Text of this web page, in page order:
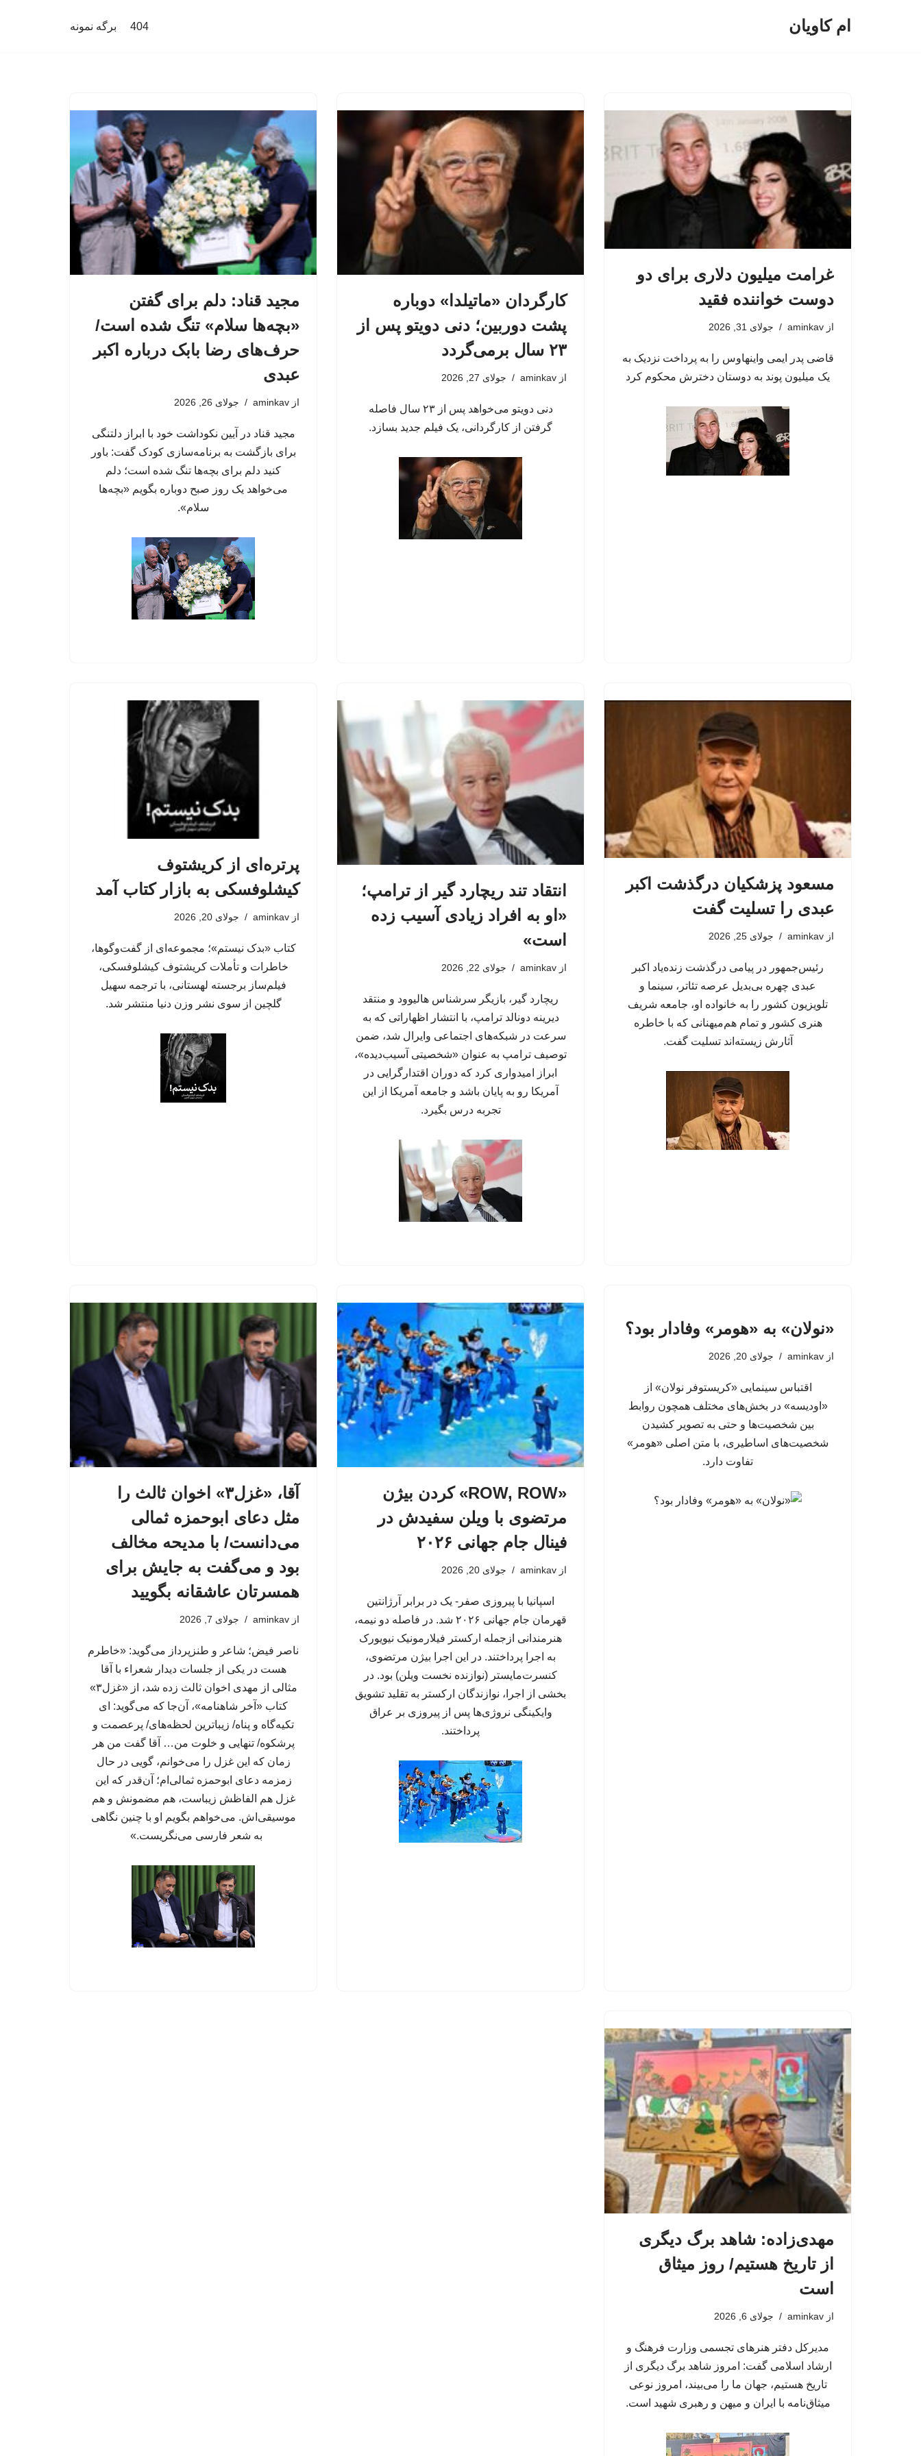
ام کاویان 404 برگه نمونه
غرامت میلیون دلاری برای دو
دوست خواننده فقید
از aminkav جولای 31, 2026
قاضی پدر ایمی واینهاوس را به پرداخت نزدیک به
یک میلیون پوند به دوستان دخترش محکوم کرد
کارگردان «ماتیلدا» دوباره
پشت دوربین؛ دنی دویتو پس از
۲۳ سال برمی‌گردد
از aminkav جولای 27, 2026
دنی دویتو می‌خواهد پس از ۲۳ سال فاصله
گرفتن از کارگردانی، یک فیلم جدید بسازد.
مجید قناد: دلم برای گفتن
«بچه‌ها سلام» تنگ شده است/
حرف‌های رضا بابک درباره اکبر
عبدی
از aminkav جولای 26, 2026
مجید قناد در آیین نکوداشت خود با ابراز دلتنگی
برای بازگشت به برنامه‌سازی کودک گفت: باور
کنید دلم برای بچه‌ها تنگ شده است؛ دلم
می‌خواهد یک روز صبح دوباره بگویم «بچه‌ها
سلام».
مسعود پزشکیان درگذشت اکبر
عبدی را تسلیت گفت
از aminkav جولای 25, 2026
رئیس‌جمهور در پیامی درگذشت زنده‌یاد اکبر
عبدی چهره بی‌بدیل عرصه تئاتر، سینما و
تلویزیون کشور را به خانواده او، جامعه شریف
هنری کشور و تمام هم‌میهنانی که با خاطره
آثارش زیسته‌اند تسلیت گفت.
انتقاد تند ریچارد گیر از ترامپ؛
«او به افراد زیادی آسیب زده
است»
از aminkav جولای 22, 2026
ریچارد گیر، بازیگر سرشناس هالیوود و منتقد
دیرینه دونالد ترامپ، با انتشار اظهاراتی که به
سرعت در شبکه‌های اجتماعی وایرال شد، ضمن
توصیف ترامپ به عنوان «شخصیتی آسیب‌دیده»،
ابراز امیدواری کرد که دوران اقتدارگرایی در
آمریکا رو به پایان باشد و جامعه آمریکا از این
تجربه درس بگیرد.
پرتره‌ای از کریشتوف
کیشلوفسکی به بازار کتاب آمد
از aminkav جولای 20, 2026
کتاب «بدک نیستم»؛ مجموعه‌ای از گفت‌وگوها،
خاطرات و تأملات کریشتوف کیشلوفسکی،
فیلم‌ساز برجسته لهستانی، با ترجمه سهیل
گلچین از سوی نشر وزن دنیا منتشر شد.
«نولان» به «هومر» وفادار بود؟
از aminkav جولای 20, 2026
اقتباس سینمایی «کریستوفر نولان» از
«اودیسه» در بخش‌های مختلف همچون روابط
بین شخصیت‌ها و حتی به تصویر کشیدن
شخصیت‌های اساطیری، با متن اصلی «هومر»‌
تفاوت دارد.
«ROW, ROW» کردن بیژن
مرتضوی با ویلن سفیدش در
فینال جام جهانی ۲۰۲۶
از aminkav جولای 20, 2026
اسپانیا با پیروزی صفر- یک در برابر آرژانتین
قهرمان جام جهانی ۲۰۲۶ شد. در فاصله دو نیمه،
هنرمندانی ازجمله ارکستر فیلارمونیک نیویورک
به اجرا پرداختند. در این اجرا بیژن مرتضوی،
کنسرت‌مایستر (نوازنده نخست ویلن) بود. در
بخشی از اجرا، نوازندگان ارکستر به تقلید تشویق
وایکینگی نروژی‌ها پس از پیروزی بر عراق
پرداختند.
آقا، «غزل۳» اخوان ‌ثالث را
مثل دعای ابوحمزه ثمالی
می‌دانست/ با مدیحه مخالف
بود و می‌گفت به جایش برای
همسرتان عاشقانه بگویید
از aminkav جولای 7, 2026
ناصر فیض؛ شاعر و طنزپرداز می‌گوید: «خاطرم
هست در یکی از جلسات دیدار شعراء با آقا
مثالی از مهدی اخوان ثالث زده شد، از «غزل۳»
کتاب «آخر شاهنامه»، آن‌جا که می‌گوید: ای
تکیه‌گاه و پناه/ زیباترین لحظه‌های/ پرعصمت و
پرشکوه/ تنهایی و خلوت من… آقا گفت من هر
زمان که این غزل را می‌خوانم، گویی در حال
زمزمه دعای ابوحمزه ثمالی‌ام؛ آن‌قدر که این
غزل هم الفاظش زیباست، هم مضمونش و هم
موسیقی‌اش. می‌خواهم بگویم او با چنین نگاهی
به شعر فارسی می‌نگریست.»
مهدی‌زاده: شاهد برگ دیگری
از تاریخ هستیم/ روز میثاق
است
از aminkav جولای 6, 2026
مدیرکل دفتر هنرهای تجسمی وزارت فرهنگ و
ارشاد اسلامی گفت: امروز شاهد برگ دیگری از
تاریخ هستیم، جهان ما را می‌بیند، امروز نوعی
میثاق‌نامه با ایران و میهن و رهبری شهید است.